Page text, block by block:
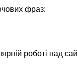
фраз:
роботі над